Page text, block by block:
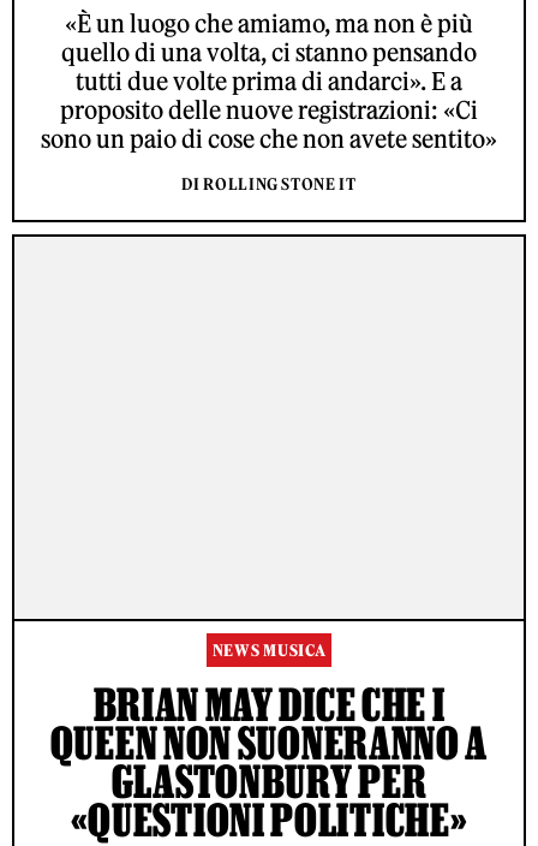
«È un luogo che amiamo, ma non è più
quello di una volta, ci stanno pensando
tutti due volte prima di andarci». E a
proposito delle nuove registrazioni: «Ci
sono un paio di cose che non avete sentito»
DI ROLLING STONE IT
NEWS MUSICA
BRIAN MAY DICE CHE I
QUEEN NON SUONERANNO A
GLASTONBURY PER
«QUESTIONI POLITICHE»